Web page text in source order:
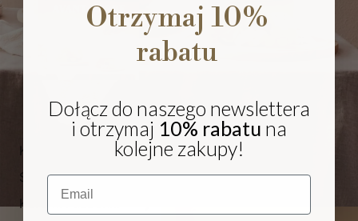
Kieliszki i pokale
Szklanki
Karafki i dzbanki
Otrzymaj 10%
rabatu
Dołącz do naszego newslettera
i otrzymaj 10% rabatu na
kolejne zakupy!
Email